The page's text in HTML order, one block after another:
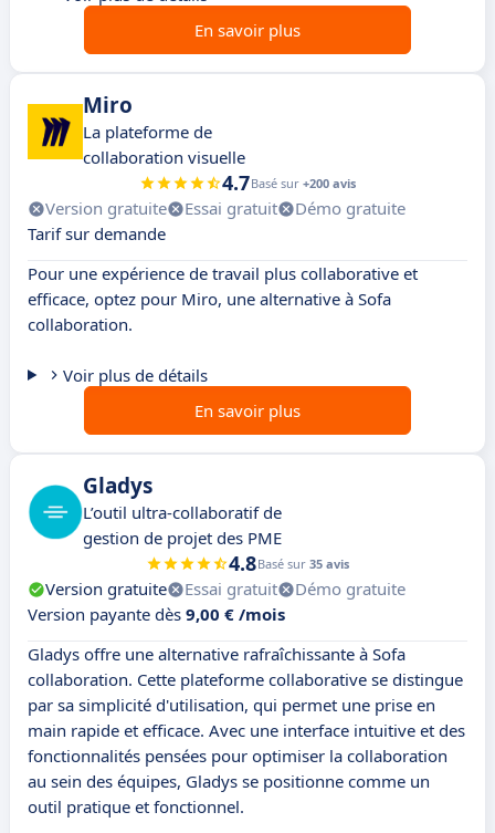
En savoir plus
Miro
La plateforme de
collaboration visuelle
4.7Basé sur +200 avis
Version gratuite Essai gratuit
Démo gratuite
Tarif sur demande
Pour une expérience de travail plus collaborative et
efficace, optez pour Miro, une alternative à Sofa
collaboration.
Voir plus de détails
En savoir plus
Gladys
L’outil ultra-collaboratif de
gestion de projet des PME
4.8Basé sur 35 avis
Version gratuite Essai gratuit
Démo gratuite
Version payante dès 9,00 € /mois
Gladys offre une alternative rafraîchissante à Sofa
collaboration. Cette plateforme collaborative se distingue
par sa simplicité d'utilisation, qui permet une prise en
main rapide et efficace. Avec une interface intuitive et des
fonctionnalités pensées pour optimiser la collaboration
au sein des équipes, Gladys se positionne comme un
outil pratique et fonctionnel.